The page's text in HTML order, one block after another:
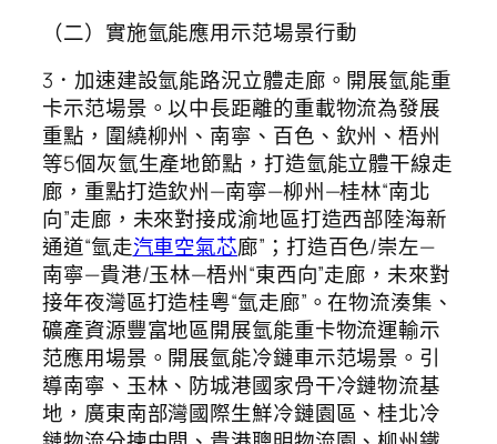
（二）實施氫能應用示范場景行動
3．加速建設氫能路況立體走廊。開展氫能重
卡示范場景。以中長距離的重載物流為發展
重點，圍繞柳州、南寧、百色、欽州、梧州
等5個灰氫生產地節點，打造氫能立體干線走
廊，重點打造欽州—南寧—柳州—桂林“南北
向”走廊，未來對接成渝地區打造西部陸海新
通道“氫走汽車空氣芯廊”；打造百色/崇左—
南寧—貴港/玉林—梧州“東西向”走廊，未來對
接年夜灣區打造桂粵“氫走廊”。在物流湊集、
礦產資源豐富地區開展氫能重卡物流運輸示
范應用場景。開展氫能冷鏈車示范場景。引
導南寧、玉林、防城港國家骨干冷鏈物流基
地，廣東南部灣國際生鮮冷鏈園區、桂北冷